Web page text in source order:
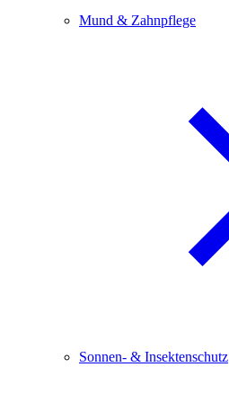
Mund & Zahnpflege
Sonnen- & Insektenschutz